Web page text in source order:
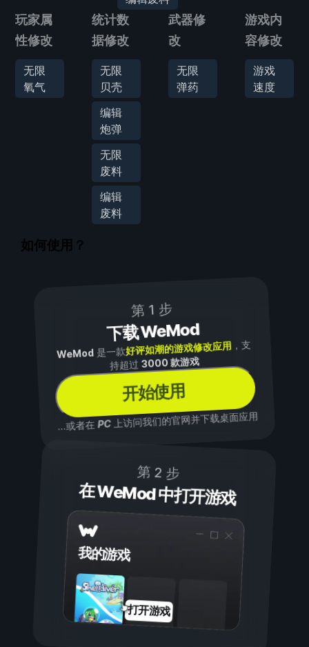
玩家属
性修改
无限
氧气
统计数
据修改
无限
贝壳
编辑
炮弹
无限
废料
编辑
废料
武器修
改
无限
弹药
游戏内
容修改
游戏
速度
如何使用？
第 1 步
下载 WeMod
WeMod是一款好评如潮的游戏修改应用 ，支
持超过3000 款游戏
开始使用
...或者在PC上访问我们的官网并下载桌面应用
第 2 步
在 WeMod 中打开游戏
我的游戏
打开游戏